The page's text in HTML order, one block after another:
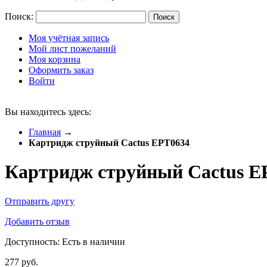
Поиск: Поиск
Моя учётная запись
Мой лист пожеланий
Моя корзина
Оформить заказ
Войти
Вы находитесь здесь:
Главная →
Картридж струйный Cactus EPT0634
Картридж струйный Cactus
Отправить другу
Добавить отзыв
Доступность: Есть в наличии
277 руб.